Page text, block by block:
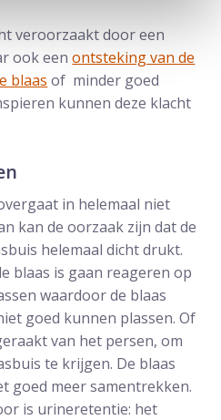
veroorzaakt door een
ook eenontsteking van de
blaas of minder goed
kunnen deze klacht
in helemaal niet
kan de oorzaak zijn dat de
helemaal dicht drukt.
blaas is gaan reageren op
waardoor de blaas
goed kunnen plassen. Of
van het persen, om
te krijgen. De blaas
goed meer samentrekken.
is urineretentie: het